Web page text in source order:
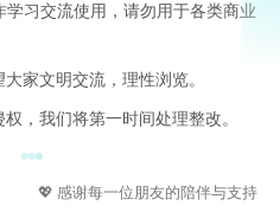
学习交流使用，请勿用于各类商业
家文明交流，理性浏览。
，我们将第一时间处理整改。
💖 感谢每一位朋友的陪伴与支持